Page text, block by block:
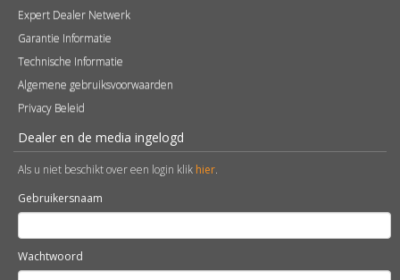
Expert Dealer Netwerk
Garantie Informatie
Technische Informatie
Algemene gebruiksvoorwaarden
Privacy Beleid
Dealer en de media ingelogd
Als u niet beschikt over een login klik hier.
Gebruikersnaam
Wachtwoord